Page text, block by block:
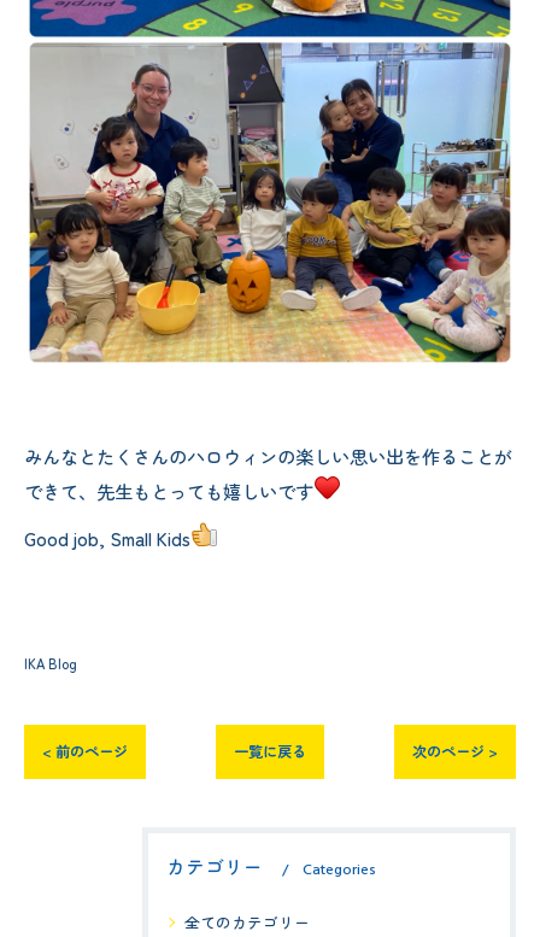
みんなとたくさんのハロウィンの楽しい思い出を作ることが
できて、先生もとっても嬉しいです
Good job, Small Kids
IKA Blog
< 前のページ 一覧に戻る 次のページ >
カテゴリー Categories
全てのカテゴリー